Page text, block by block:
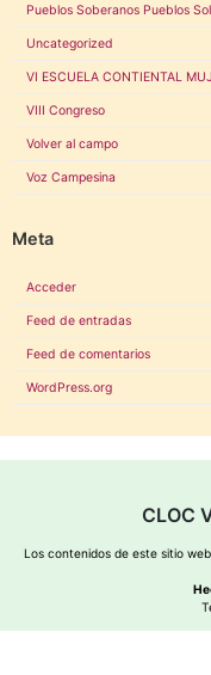
Pueblos Soberanos Pueblos
Uncategorized
VI ESCUELA CONTIENTAL
VIII Congreso
Volver al campo
Voz Campesina
Meta
Acceder
Feed de entradas
Feed de comentarios
WordPress.org
CLOC
Los contenidos de este sitio